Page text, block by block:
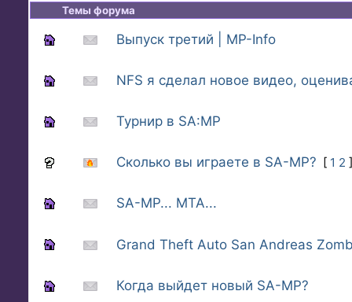
Темы форума
Выпуск третий | MP-Info
NFS я сделал новое видео,
Турнир в SA:MP
Сколько вы играете в SA-MP? [ 1 2 ]
SA-MP... MTA...
Grand Theft Auto San Andreas
Когда выйдет новый SA-MP?